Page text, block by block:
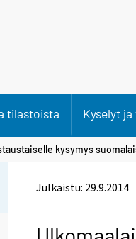
tilastoista Kyselyt
kysymys
Julkaistu: 29.9.2014